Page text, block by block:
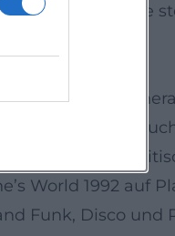
dies trifft auf eine
der die
Alben;
1975 die
World 1992 auf
Funk, Disco und